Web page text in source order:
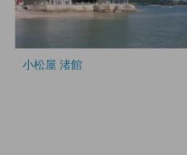
小松屋 渚館